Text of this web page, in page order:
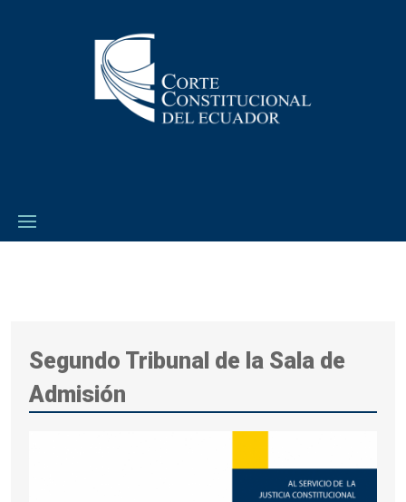
Segundo Tribunal de la Sala de
Admisión